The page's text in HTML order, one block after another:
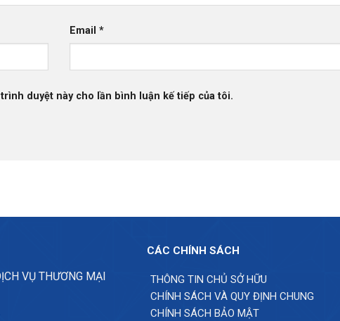
Email *
duyệt này cho lần bình luận kế tiếp của tôi.
VỤ THƯƠNG MẠI
CÁC CHÍNH SÁCH
THÔNG TIN CHỦ SỞ HỮU
CHÍNH SÁCH VÀ QUY ĐỊNH CHUNG
CHÍNH SÁCH BẢO MẬT